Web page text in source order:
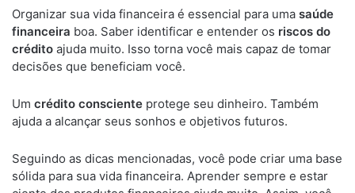
Organizar sua vida financeira é essencial para uma saúde
financeira boa. Saber identificar e entender os riscos do
crédito ajuda muito. Isso torna você mais capaz de tomar
decisões que beneficiam você.
Um crédito consciente protege seu dinheiro. Também
ajuda a alcançar seus sonhos e objetivos futuros.
Seguindo as dicas mencionadas, você pode criar uma base
sólida para sua vida financeira. Aprender sempre e estar